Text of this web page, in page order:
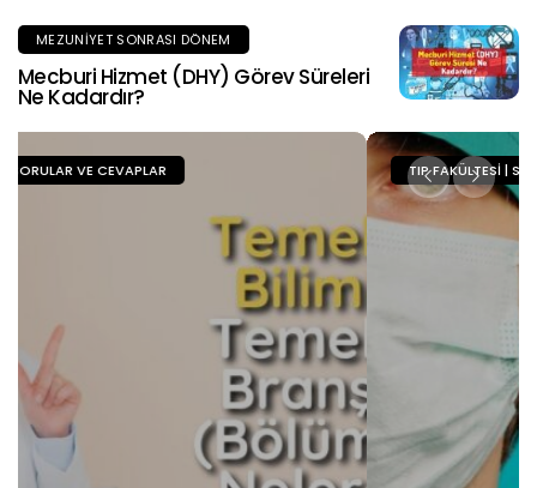
MEZUNIYET SONRASI DÖNEM
Mecburi Hizmet (DHY) Görev Süreleri
Ne Kadardır?
TIP FAKÜLTESI | SORULAR VE CEVAPLAR